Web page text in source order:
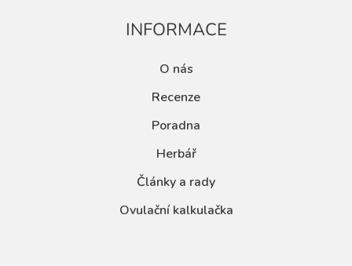
INFORMACE
O nás
Recenze
Poradna
Herbář
Články a rady
Ovulační kalkulačka